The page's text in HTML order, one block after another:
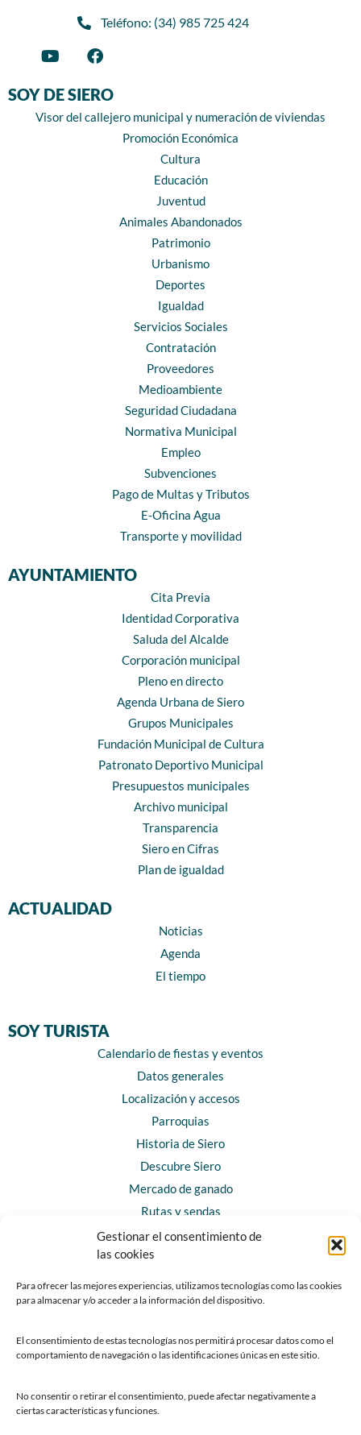
Gestionar el consentimiento de
las cookies
Para ofrecer las mejores experiencias, utilizamos tecnologías como las cookies
para almacenar y/o acceder a la información del dispositivo.
El consentimiento de estas tecnologías nos permitirá procesar datos como el
comportamiento de navegación o las identificaciones únicas en este sitio.
No consentir o retirar el consentimiento, puede afectar negativamente a
ciertas características y funciones.
Teléfono: (34) 985 725 424
SOY DE SIERO
Visor del callejero municipal y numeración de viviendas
Promoción Económica
Cultura
Educación
Juventud
Animales Abandonados
Patrimonio
Urbanismo
Deportes
Igualdad
Servicios Sociales
Contratación
Proveedores
Medioambiente
Seguridad Ciudadana
Normativa Municipal
Empleo
Subvenciones
Pago de Multas y Tributos
E-Oficina Agua
Transporte y movilidad
AYUNTAMIENTO
Cita Previa
Identidad Corporativa
Saluda del Alcalde
Corporación municipal
Pleno en directo
Agenda Urbana de Siero
Grupos Municipales
Fundación Municipal de Cultura
Patronato Deportivo Municipal
Presupuestos municipales
Archivo municipal
Transparencia
Siero en Cifras
Plan de igualdad
ACTUALIDAD
Noticias
Agenda
El tiempo
SOY TURISTA
Calendario de fiestas y eventos
Datos generales
Localización y accesos
Parroquias
Historia de Siero
Descubre Siero
Mercado de ganado
Rutas y sendas
Horarios y contacto
Teléfonos de interés
Chatbot Siero
SEDES ELECTRÓNICAS
Sede del Ayuntamiento de Siero